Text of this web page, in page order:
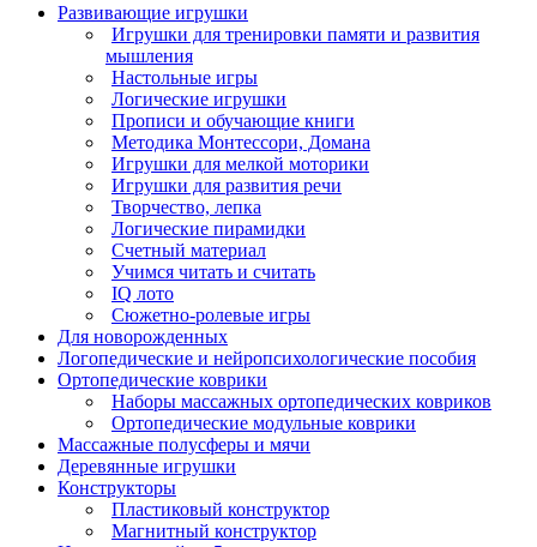
Развивающие игрушки
Игрушки для тренировки памяти и развития
мышления
Настольные игры
Логические игрушки
Прописи и обучающие книги
Методика Монтессори, Домана
Игрушки для мелкой моторики
Игрушки для развития речи
Творчество, лепка
Логические пирамидки
Счетный материал
Учимся читать и считать
IQ лото
Сюжетно-ролевые игры
Для новорожденных
Логопедические и нейропсихологические пособия
Ортопедические коврики
Наборы массажных ортопедических ковриков
Ортопедические модульные коврики
Массажные полусферы и мячи
Деревянные игрушки
Конструкторы
Пластиковый конструктор
Магнитный конструктор